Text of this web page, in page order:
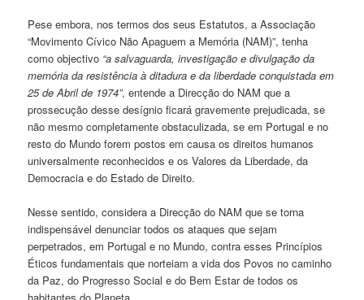
Pese embora, nos termos dos seus Estatutos, a Associação
“Movimento Cívico Não Apaguem a Memória (NAM)”, tenha
como objectivo “a salvaguarda, investigação e divulgação da
memória da resistência à ditadura e da liberdade conquistada em
25 de Abril de 1974”, entende a Direcção do NAM que a
prossecução desse desígnio ficará gravemente prejudicada, se
não mesmo completamente obstaculizada, se em Portugal e no
resto do Mundo forem postos em causa os direitos humanos
universalmente reconhecidos e os Valores da Liberdade, da
Democracia e do Estado de Direito.
Nesse sentido, considera a Direcção do NAM que se torna
indispensável denunciar todos os ataques que sejam
perpetrados, em Portugal e no Mundo, contra esses Princípios
Éticos fundamentais que norteiam a vida dos Povos no caminho
da Paz, do Progresso Social e do Bem Estar de todos os